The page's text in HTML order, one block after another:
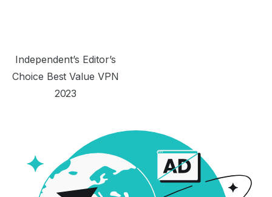
Independent’s Editor’s
Choice Best Value VPN
2023